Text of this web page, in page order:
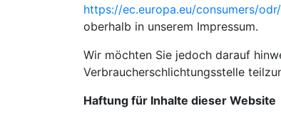
https://ec.europa.eu/consumers/
oberhalb in unserem Impressum.
Wir möchten Sie jedoch darauf
Verbraucherschlichtungsstelle
Haftung für Inhalte dieser Website